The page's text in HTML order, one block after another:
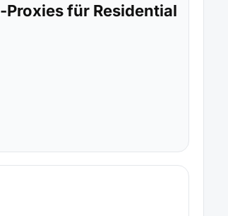
für Residential